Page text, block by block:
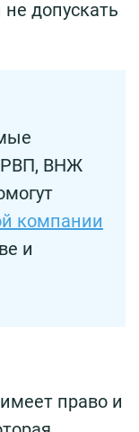
допускать
РВП, ВНЖ
компании
и
право и